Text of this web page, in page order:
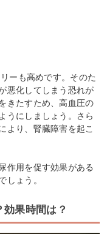
ーも高めです。そのた
悪化してしまう恐れが
きたすため、高血圧の
うにしましょう。さら
より、腎臓障害を起こ
作用を促す効果がある
しょう。
果時間は？